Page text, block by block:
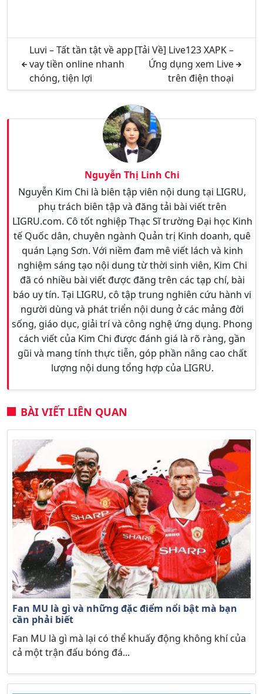
Luvi – Tất tần tật về app
vay tiền online nhanh
chóng, tiện lợi
[Tải Về] Live123 XAPK –
Ứng dụng xem Live
trên điện thoại
Nguyễn Thị Linh Chi
Nguyễn Kim Chi là biên tập viên nội dung tại LIGRU,
phụ trách biên tập và đăng tải bài viết trên
LIGRU.com. Cô tốt nghiệp Thạc Sĩ trường Đại học Kinh
tế Quốc dân, chuyên ngành Quản trị Kinh doanh, quê
quán Lạng Sơn. Với niềm đam mê viết lách và kinh
nghiệm sáng tạo nội dung từ thời sinh viên, Kim Chi
đã có nhiều bài viết được đăng trên các tạp chí, bài
báo uy tín. Tại LIGRU, cô tập trung nghiên cứu hành vi
người dùng và phát triển nội dung ở các mảng đời
sống, giáo dục, giải trí và công nghệ ứng dụng. Phong
cách viết của Kim Chi được đánh giá là rõ ràng, gần
gũi và mang tính thực tiễn, góp phần nâng cao chất
lượng nội dung tổng hợp của LIGRU.
BÀI VIẾT LIÊN QUAN
Fan MU là gì và những đặc điểm nổi bật mà bạn
cần phải biết
Fan MU là gì mà lại có thể khuấy động không khí của
cả một trận đấu bóng đá...